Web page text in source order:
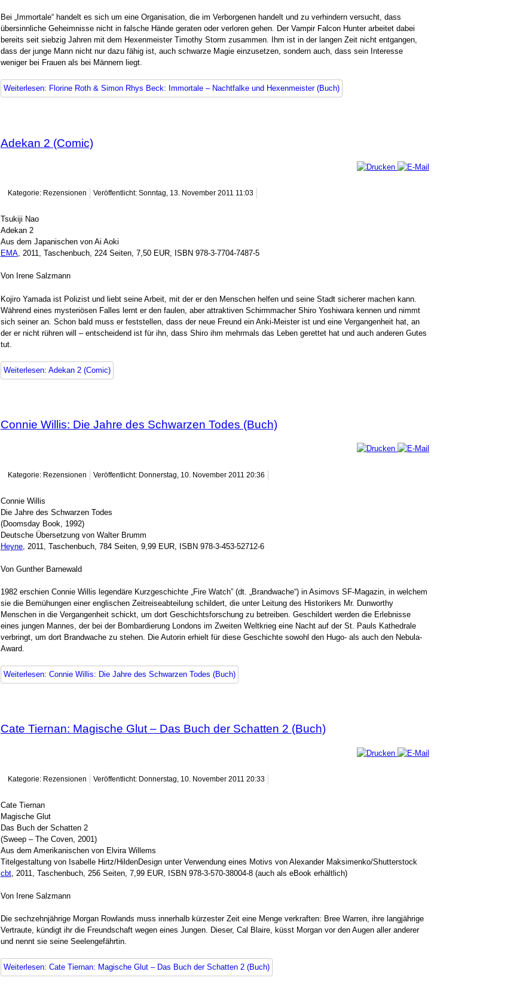
Bei „Immortale“ handelt es sich um eine Organisation, die im Verborgenen handelt und zu verhindern versucht, dass
übersinnliche Geheimnisse nicht in falsche Hände geraten oder verloren gehen. Der Vampir Falcon Hunter arbeitet dabei
bereits seit siebzig Jahren mit dem Hexenmeister Timothy Storm zusammen. Ihm ist in der langen Zeit nicht entgangen,
dass der junge Mann nicht nur dazu fähig ist, auch schwarze Magie einzusetzen, sondern auch, dass sein Interesse
weniger bei Frauen als bei Männern liegt.
Weiterlesen: Florine Roth & Simon Rhys Beck: Immortale – Nachtfalke und Hexenmeister (Buch)
Adekan 2 (Comic)
Kategorie: Rezensionen Veröffentlicht: Sonntag, 13. November 2011 11:03
Tsukiji Nao
Adekan 2
Aus dem Japanischen von Ai Aoki
EMA, 2011, Taschenbuch, 224 Seiten, 7,50 EUR, ISBN 978-3-7704-7487-5
Von Irene Salzmann
Kojiro Yamada ist Polizist und liebt seine Arbeit, mit der er den Menschen helfen und seine Stadt sicherer machen kann.
Während eines mysteriösen Falles lernt er den faulen, aber attraktiven Schirmmacher Shiro Yoshiwara kennen und nimmt
sich seiner an. Schon bald muss er feststellen, dass der neue Freund ein Anki-Meister ist und eine Vergangenheit hat, an
der er nicht rühren will – entscheidend ist für ihn, dass Shiro ihm mehrmals das Leben gerettet hat und auch anderen Gutes
tut.
Weiterlesen: Adekan 2 (Comic)
Connie Willis: Die Jahre des Schwarzen Todes (Buch)
Kategorie: Rezensionen Veröffentlicht: Donnerstag, 10. November 2011 20:36
Connie Willis
Die Jahre des Schwarzen Todes
(Doomsday Book, 1992)
Deutsche Übersetzung von Walter Brumm
Heyne, 2011, Taschenbuch, 784 Seiten, 9,99 EUR, ISBN 978-3-453-52712-6
Von Gunther Barnewald
1982 erschien Connie Willis legendäre Kurzgeschichte „Fire Watch” (dt. „Brandwache“) in Asimovs SF-Magazin, in welchem
sie die Bemühungen einer englischen Zeitreiseabteilung schildert, die unter Leitung des Historikers Mr. Dunworthy
Menschen in die Vergangenheit schickt, um dort Geschichtsforschung zu betreiben. Geschildert werden die Erlebnisse
eines jungen Mannes, der bei der Bombardierung Londons im Zweiten Weltkrieg eine Nacht auf der St. Pauls Kathedrale
verbringt, um dort Brandwache zu stehen. Die Autorin erhielt für diese Geschichte sowohl den Hugo- als auch den Nebula-
Award.
Weiterlesen: Connie Willis: Die Jahre des Schwarzen Todes (Buch)
Cate Tiernan: Magische Glut – Das Buch der Schatten 2 (Buch)
Kategorie: Rezensionen Veröffentlicht: Donnerstag, 10. November 2011 20:33
Cate Tiernan
Magische Glut
Das Buch der Schatten 2
(Sweep – The Coven, 2001)
Aus dem Amerikanischen von Elvira Willems
Titelgestaltung von Isabelle Hirtz/HildenDesign unter Verwendung eines Motivs von Alexander Maksimenko/Shutterstock
cbt, 2011, Taschenbuch, 256 Seiten, 7,99 EUR, ISBN 978-3-570-38004-8 (auch als eBook erhältlich)
Von Irene Salzmann
Die sechzehnjährige Morgan Rowlands muss innerhalb kürzester Zeit eine Menge verkraften: Bree Warren, ihre langjährige
Vertraute, kündigt ihr die Freundschaft wegen eines Jungen. Dieser, Cal Blaire, küsst Morgan vor den Augen aller anderer
und nennt sie seine Seelengefährtin.
Weiterlesen: Cate Tiernan: Magische Glut – Das Buch der Schatten 2 (Buch)